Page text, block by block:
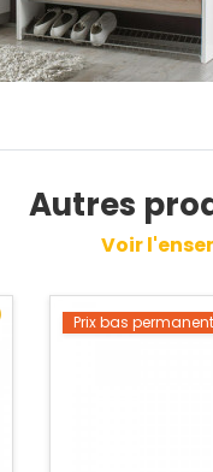
Autres
Voir
Prix bas permanent